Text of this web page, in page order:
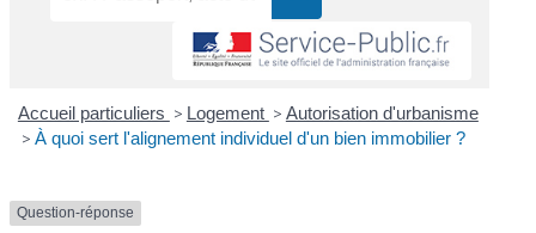
Accueil particuliers > Logement > Autorisation d'urbanisme
> À quoi sert l'alignement individuel d'un bien immobilier ?
Question-réponse